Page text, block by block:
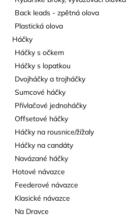
Back leads - zpětná olova
Plastická olova
Háčky
Háčky s očkem
Háčky s lopatkou
Dvojháčky a trojháčky
Sumcové háčky
Přívlačové jednoháčky
Offsetové háčky
Háčky na rousnice/žížaly
Háčky na candáty
Navázané háčky
Hotové návazce
Feederové návazce
Klasické návazce
Na Dravce